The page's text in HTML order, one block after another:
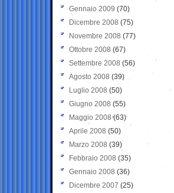
Gennaio 2009 (70)
Dicembre 2008 (75)
Novembre 2008 (77)
Ottobre 2008 (67)
Settembre 2008 (56)
Agosto 2008 (39)
Luglio 2008 (50)
Giugno 2008 (55)
Maggio 2008(63)
Aprile 2008 (50)
Marzo 2008 (39)
Febbraio 2008 (35)
Gennaio 2008 (36)
Dicembre 2007 (25)